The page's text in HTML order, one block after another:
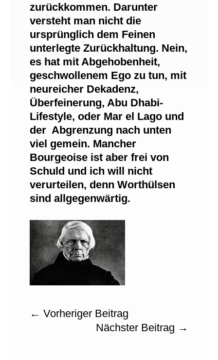
zurückkommen. Darunter
versteht man nicht die
ursprünglich dem Feinen
unterlegte Zurückhaltung. Nein,
es hat mit Abgehobenheit,
geschwollenem Ego zu tun, mit
neureicher Dekadenz,
Überfeinerung, Abu Dhabi-
Lifestyle, oder Mar el Lago und
der Abgrenzung nach unten
viel gemein. Mancher
Bourgeoise ist aber frei von
Schuld und ich will nicht
verurteilen, denn Worthülsen
sind allgegenwärtig.
← Vorheriger Beitrag
Nächster Beitrag →